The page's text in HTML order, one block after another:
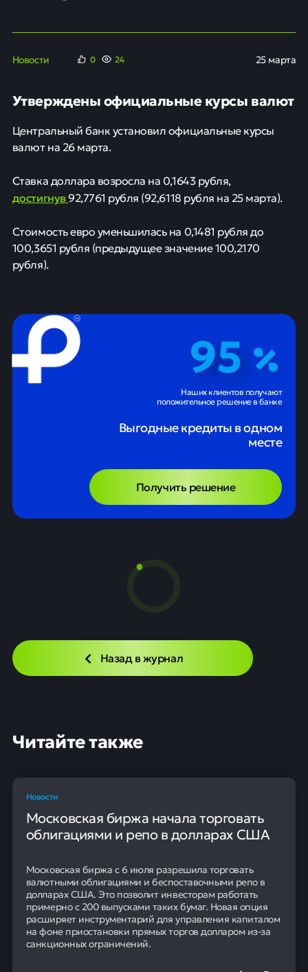
Новости 0 24 25 марта
Утверждены официальные курсы валют
Центральный банк установил официальные курсы
валют на 26 марта.
Ставка доллара возросла на 0,1643 рубля,
достигнув92,7761 рубля (92,6118 рубля на 25 марта).
Стоимость евро уменьшилась на 0,1481 рубля до
100,3651 рубля (предыдущее значение 100,2170
рубля).
95
Наших клиентов получают
положительное решение в банке
Выгодные кредиты в одном
месте
Получить решение
Назад в журнал
Читайте также
Новости
Московская биржа начала торговать
облигациями и репо в долларах США
Московская биржа с 6 июля разрешила торговать
валютными облигациями и беспоставочными репо в
долларах США. Это позволит инвесторам работать
примерно с 200 выпусками таких бумаг. Новая опция
расширяет инструментарий для управления капиталом
на фоне приостановки прямых торгов долларом из-за
санкционных ограничений.